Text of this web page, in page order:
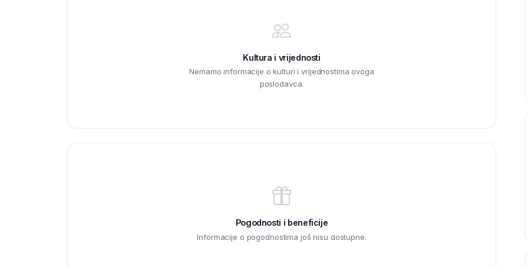
Kultura i vrijednosti
Nemamo informacije o kulturi i vrijednostima ovoga
poslodavca.
Pogodnosti i beneficije
Informacije o pogodnostima još nisu dostupne.